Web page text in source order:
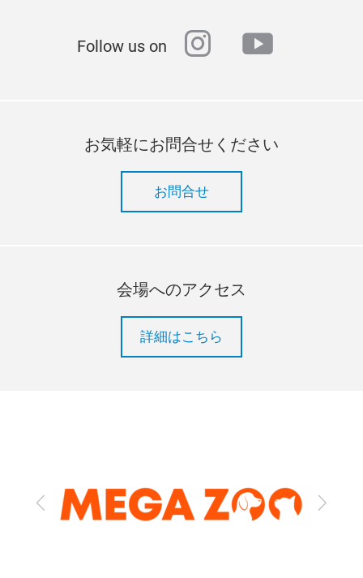
Follow us on instagram
youtube
お気軽にお問合せください
お問合せ
会場へのアクセス
詳細はこちら
Previous Next